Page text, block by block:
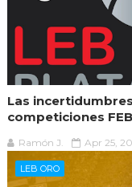
Las
competiciones FEB
Ramón J. Apr 25,
LEB ORO